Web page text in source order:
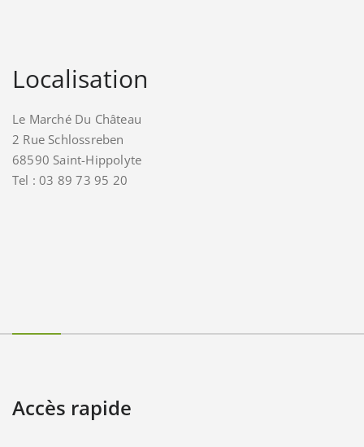
Localisation
Le Marché Du Château
2 Rue Schlossreben
68590 Saint-Hippolyte
Tel : 03 89 73 95 20
Accès rapide